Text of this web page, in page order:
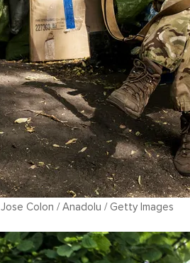
Jose Colon / Anadolu / Getty Images